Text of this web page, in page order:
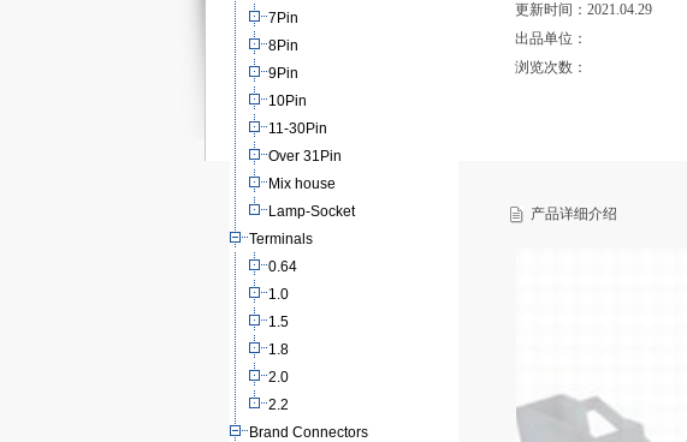
7Pin
8Pin
9Pin
10Pin
11-30Pin
Over 31Pin
Mix house
Lamp-Socket
Terminals
0.64
1.0
1.5
1.8
2.0
2.2
Brand Connectors
更新时间：2021.04.29
出品单位：
浏览次数：
产品详细介绍